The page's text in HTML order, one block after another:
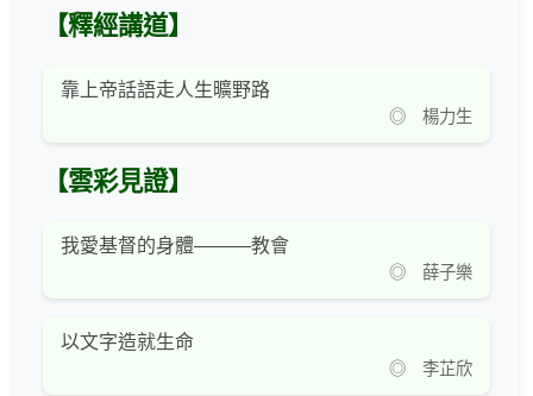
【釋經講道】
靠上帝話語走人生曠野路
◎ 楊力生
【雲彩見證】
我愛基督的身體———教會
◎ 薛子樂
以文字造就生命
◎ 李芷欣